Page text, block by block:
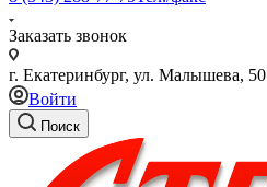
Заказать звонок
г. Екатеринбург, ул. Малышева, 50
Войти
Поиск